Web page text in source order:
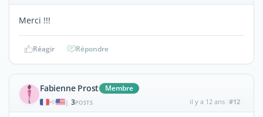
Merci !!!
Réagir Répondre
Fabienne Prost Membre
| 3POSTS il y a 12 ans #12